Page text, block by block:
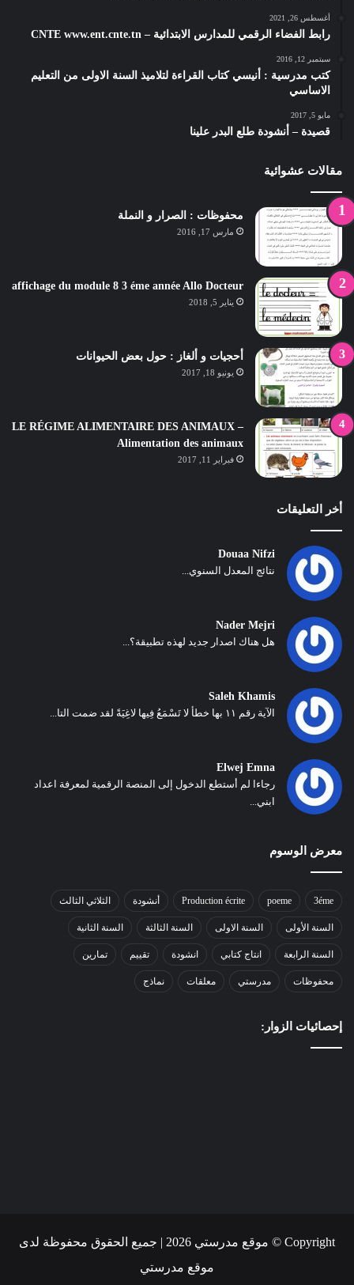
أغسطس 26, 2021
رابط الفضاء الرقمي للمدارس الابتدائية – CNTE www.ent.cnte.tn
سبتمبر 12, 2016
كتب مدرسية : أنيسي كتاب القراءة لتلاميذ السنة الاولى من التعليم
الاساسي
مايو 5, 2017
قصيدة – أنشودة طلع البدر علينا
مقالات عشوائية
محفوظات : الصرار و النملة
مارس 17, 2016
affichage du module 8 3 éme année Allo Docteur
يناير 5, 2018
أحجيات و ألغاز : حول بعض الحيوانات
يونيو 18, 2017
LE RÉGIME ALIMENTAIRE DES ANIMAUX –
Alimentation des animaux
فبراير 11, 2017
أخر التعليقات
Douaa Nifzi
نتائج المعدل السنوي...
Nader Mejri
هل هناك اصدار جديد لهذه تطبيقة؟...
Saleh Khamis
الآية رقم ١١ بها خطأ لا تَسْمَعُ فِيها لاغِيَةً لقد ضمت التا...
Elwej Emna
رجاءا لم أستطع الدخول إلى المنصة الرقمية لمعرفة اعداد
ابني...
معرض الوسوم
3éme
poeme
Production écrite أنشودة الثلاثي الثالث
السنة الأولى السنة الاولى السنة الثالثة السنة الثانية
السنة الرابعة انتاج كتابي انشودة تقييم تمارين
محفوظات مدرستي معلقات نماذج
إحصائيات الزوار:
Copyright © موقع مدرستي 2026 | جميع الحقوق محفوظة لدى
موقع مدرستي